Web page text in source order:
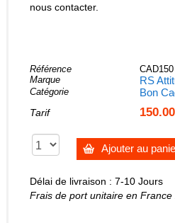
nous contacter.
Référence
CAD150
Marque
RS
Catégorie Bon
Tarif
Ajouter au
Délai de livraison : 7-10 Jours
Frais de port unitaire en France